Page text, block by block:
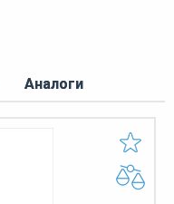
Аналоги